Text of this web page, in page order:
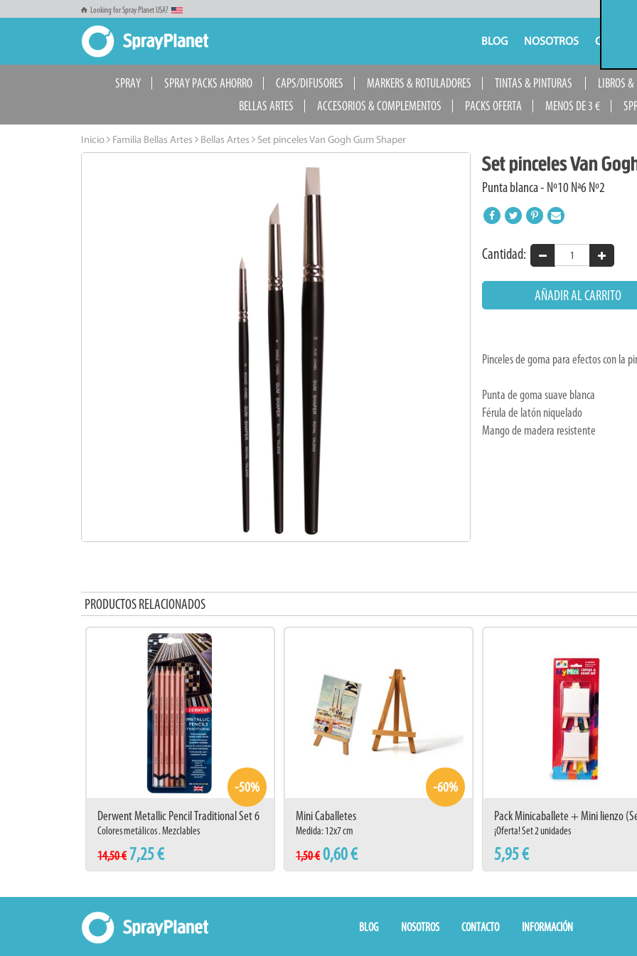
Looking for Spray Planet USA?
BLOG NOSOTROS
SPRAY SPRAY PACKS AHORRO CAPS/DIFUSORES MARKERS & ROTULADORES TINTAS & PINTURAS LIBROS &
BELLAS ARTES
ACCESORIOS & COMPLEMENTOS PACKS OFERTA MENOS DE 3 €
Inicio Familia Bellas Artes Bellas Artes Set pinceles Van Gogh Gum Shaper
Set pinceles Van
Punta blanca - Nº10 Nª6 Nº2
Cantidad:
AÑADIR AL CARRITO
Pinceles de goma para efectos con la
Punta de goma suave blanca
Férula de latón niquelado
Mango de madera resistente
PRODUCTOS RELACIONADOS
-50%
Derwent Metallic Pencil Traditional Set 6
Colores metálicos . Mezclables
14,50 € 7,25 €
-60%
Mini Caballetes
Medida: 12x7 cm
1,50 € 0,60 €
Pack Minicaballete + Mini lienzo
¡Oferta! Set 2 unidades
5,95 €
BLOG NOSOTROS CONTACTO INFORMACIÓN